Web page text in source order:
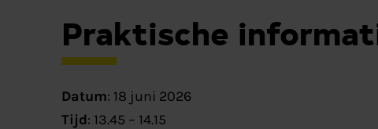
Praktische
Datum: 18 juni 2026
Tijd: 13.45 – 14.15